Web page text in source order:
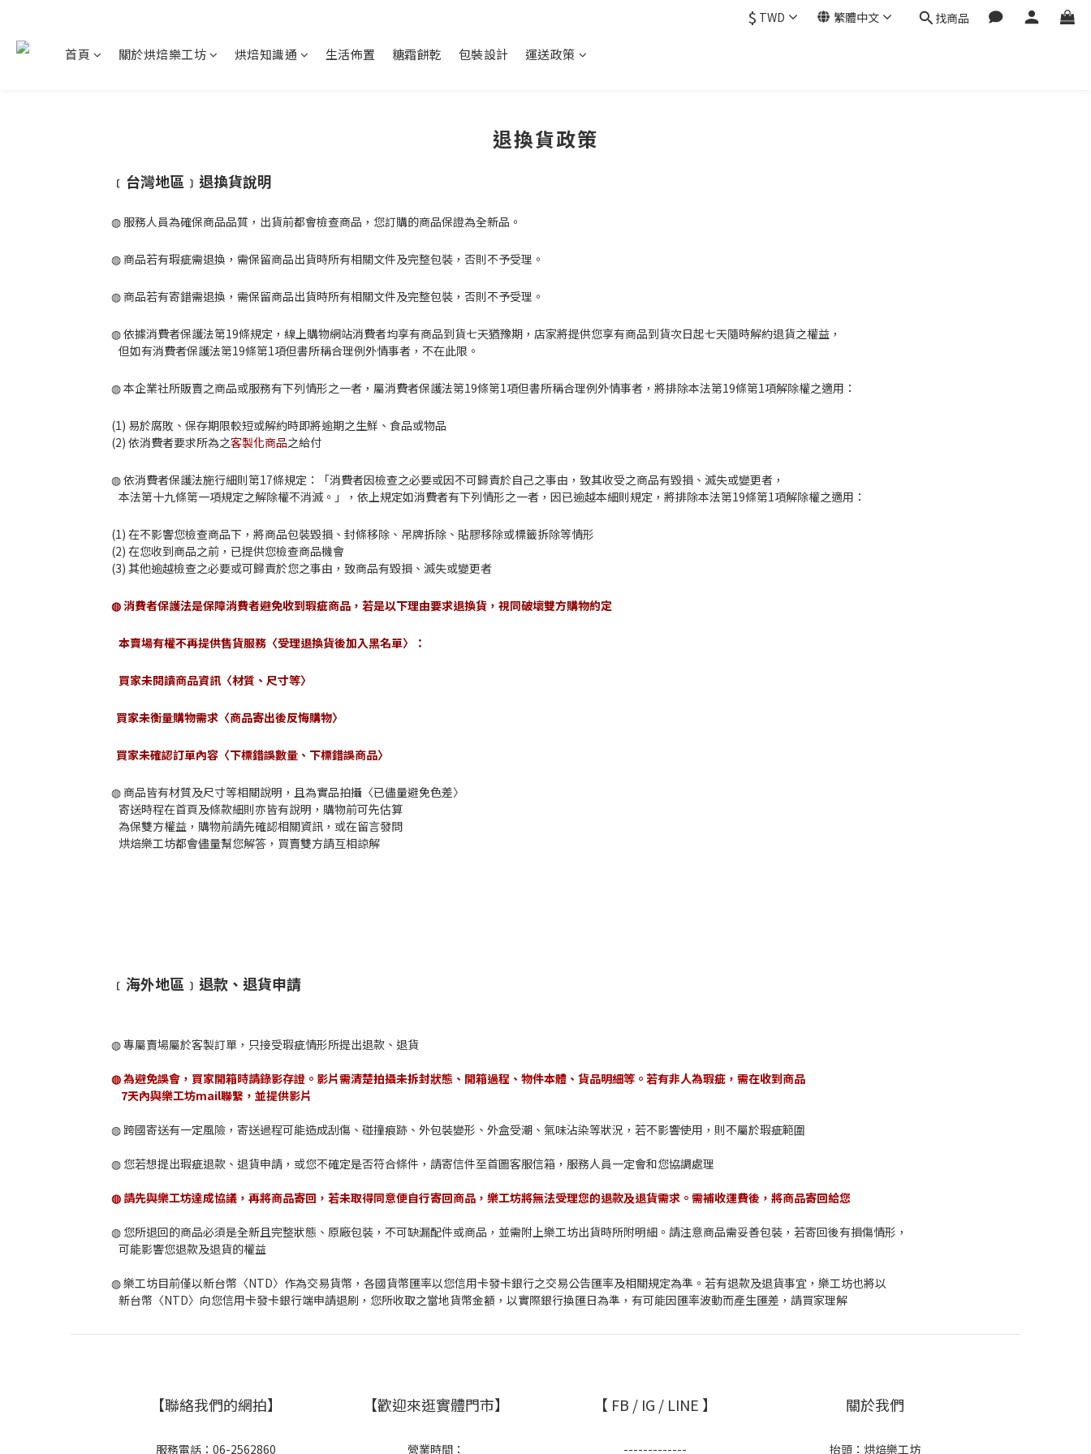
$ TWD 繁體中文 找商品
首頁 關於烘焙樂工坊 烘焙知識通 生活佈置 糖霜餅乾 包裝設計 運送政策
退換貨政策
﹝台灣地區﹞ 退換貨說明
◍ 服務人員為確保商品品質，出貨前都會檢查商品，您訂購的商品保證為全新品。
◍ 商品若有瑕疵需退換，需保留商品出貨時所有相關文件及完整包裝，否則不予受理。
◍ 商品若有寄錯需退換，需保留商品出貨時所有相關文件及完整包裝，否則不予受理。
◍ 依據消費者保護法第19條規定，線上購物網站消費者均享有商品到貨七天猶豫期，店家將提供您享有商品到貨次日起七天隨時解約退貨之權益，
但如有消費者保護法第19條第1項但書所稱合理例外情事者，不在此限。
◍ 本企業社所販賣之商品或服務有下列情形之一者，屬消費者保護法第19條第1項但書所稱合理例外情事者，將排除本法第19條第1項解除權之適用：
(1) 易於腐敗、保存期限較短或解約時即將逾期之生鮮、食品或物品
(2) 依消費者要求所為之客製化商品之給付
◍ 依消費者保護法施行細則第17條規定：「消費者因檢查之必要或因不可歸責於自己之事由，致其收受之商品有毀損、滅失或變更者，
本法第十九條第一項規定之解除權不消滅。」，依上規定如消費者有下列情形之一者，因已逾越本細則規定，將排除本法第19條第1項解除權之適用：
(1) 在不影響您檢查商品下，將商品包裝毀損、封條移除、吊牌拆除、貼膠移除或標籤拆除等情形
(2) 在您收到商品之前，已提供您檢查商品機會
(3) 其他逾越檢查之必要或可歸責於您之事由，致商品有毀損、滅失或變更者
◍消費者保護法是保障消費者避免收到瑕疵商品，若是以下理由要求退換貨，視同破壞雙方購物約定
本賣場有權不再提供售貨服務〈受理退換貨後加入黑名單〉：
買家未閱讀商品資訊〈材質、尺寸等〉
買家未衡量購物需求〈商品寄出後反悔購物〉
買家未確認訂單內容〈下標錯誤數量、下標錯誤商品〉
◍ 商品皆有材質及尺寸等相關說明，且為實品拍攝〈已儘量避免色差〉
寄送時程在首頁及條款細則亦皆有說明，購物前可先估算
為保雙方權益，購物前請先確認相關資訊，或在留言發問
烘焙樂工坊都會儘量幫您解答，買賣雙方請互相諒解
﹝海外地區﹞ 退款、退貨申請
◍ 專屬賣場屬於客製訂單，只接受瑕疵情形所提出退款、退貨
◍ 為避免誤會，買家開箱時請錄影存證。影片需清楚拍攝未拆封狀態、開箱過程、物件本體、貨品明細等。若有非人為瑕疵，需在收到商品
7天內與樂工坊mail聯繫，並提供影片
◍ 跨國寄送有一定風險，寄送過程可能造成刮傷、碰撞痕跡、外包裝變形、外盒受潮、氣味沾染等狀況，若不影響使用，則不屬於瑕疵範圍
◍ 您若想提出瑕疵退款、退貨申請，或您不確定是否符合條件，請寄信件至首圖客服信箱，服務人員一定會和您協調處理
◍ 請先與樂工坊達成協議，再將商品寄回，若未取得同意便自行寄回商品，樂工坊將無法受理您的退款及退貨需求。需補收運費後，將商品寄回給您
◍ 您所退回的商品必須是全新且完整狀態、原廠包裝，不可缺漏配件或商品，並需附上樂工坊出貨時所附明細。請注意商品需妥善包裝，若寄回後有損傷情形，
可能影響您退款及退貨的權益
◍ 樂工坊目前僅以新台幣〈NTD〉作為交易貨幣，各國貨幣匯率以您信用卡發卡銀行之交易公告匯率及相關規定為準。若有退款及退貨事宜，樂工坊也將以
新台幣〈NTD〉向您信用卡發卡銀行端申請退刷，您所收取之當地貨幣金額，以實際銀行換匯日為準，有可能因匯率波動而產生匯差，請買家理解
【聯絡我們的網拍】
服務電話：06-2562860
【歡迎來逛實體門市】
營業時間：
【 FB / IG / LINE 】
-------------
關於我們
抬頭：烘焙樂工坊